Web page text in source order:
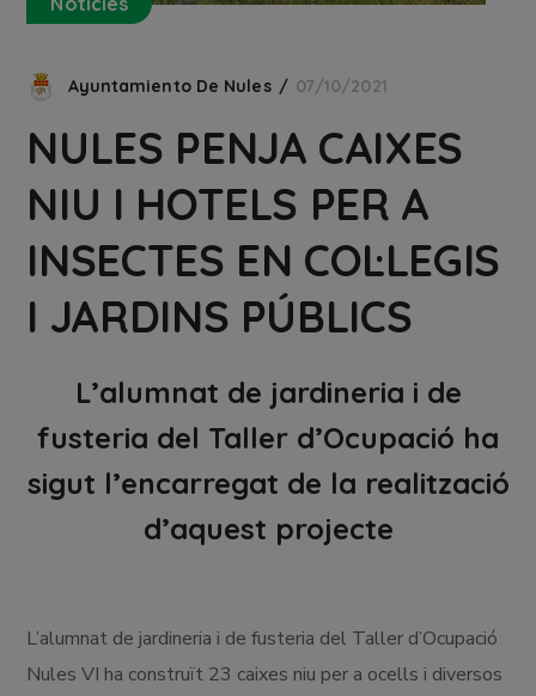
Ayuntamiento De Nules 07/10/2021
NULES PENJA CAIXES
NIU I HOTELS PER A
INSECTES EN COL·LEGIS
I JARDINS PÚBLICS
L’alumnat de jardineria i de
fusteria del Taller d’Ocupació ha
sigut l’encarregat de la realització
d’aquest projecte
L’alumnat de jardineria i de fusteria del Taller d’Ocupació
Nules VI ha construït 23 caixes niu per a ocells i diversos